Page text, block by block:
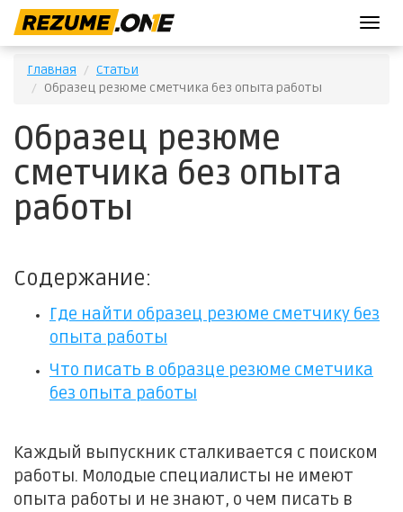
T
Главная
Статьи
Образец резюме сметчика без опыта работы
Образец резюме
сметчика без опыта
работы
Содержание:
Где найти образец резюме сметчику без
опыта работы
Что писать в образце резюме сметчика
без опыта работы
Каждый выпускник сталкивается с поиском
работы. Молодые специалисты не имеют
опыта работы и не знают, о чем писать в